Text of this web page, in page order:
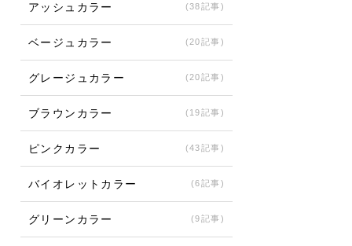
アッシュカラー (38記事)
ベージュカラー (20記事)
グレージュカラー (20記事)
ブラウンカラー (19記事)
ピンクカラー (43記事)
バイオレットカラー (6記事)
グリーンカラー (9記事)